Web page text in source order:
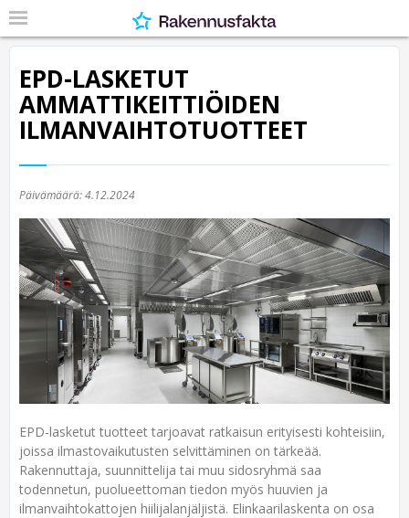
EPD-LASKETUT
AMMATTIKEITTIÖIDEN
ILMANVAIHTOTUOTTEET
Päivämäärä:4.12.2024
EPD-lasketut tuotteet tarjoavat ratkaisun erityisesti kohteisiin,
joissa ilmastovaikutusten selvittäminen on tärkeää.
Rakennuttaja, suunnittelija tai muu sidosryhmä saa
todennetun, puolueettoman tiedon myös huuvien ja
ilmanvaihtokattojen hiilijalanjäljistä. Elinkaarilaskenta on osa